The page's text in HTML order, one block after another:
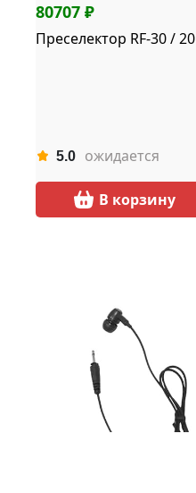
80707 ₽
Преселектор RF-30 / 20
5.0 ожидается
В корзину